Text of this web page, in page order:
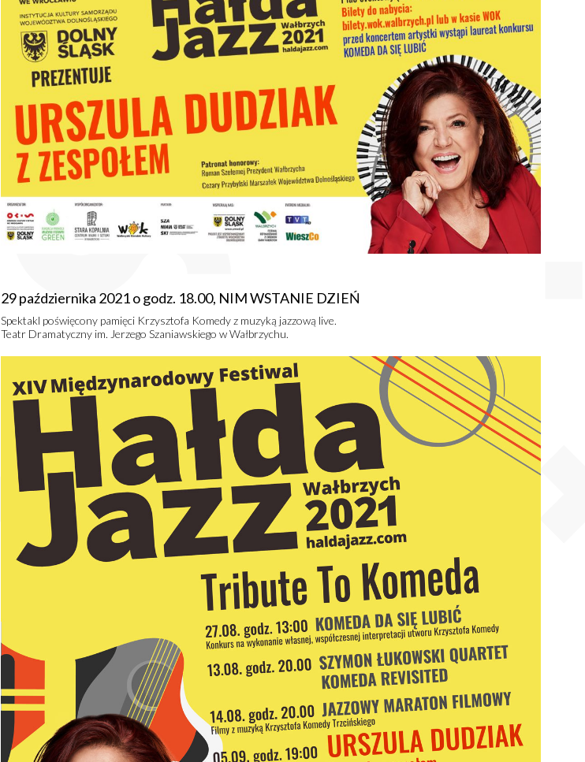
29 października 2021 o godz. 18.00, NIM WSTANIE DZIEŃ
Spektakl poświęcony pamięci Krzysztofa Komedy z muzyką jazzową live.
Teatr Dramatyczny im. Jerzego Szaniawskiego w Wałbrzychu.